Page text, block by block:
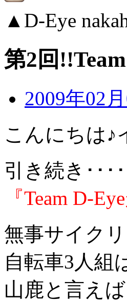
▲D-Eye
第2回
2009年02
こんにちは
引き続き････
『Team D-
無事サイク
自転車3人組
山鹿と言え